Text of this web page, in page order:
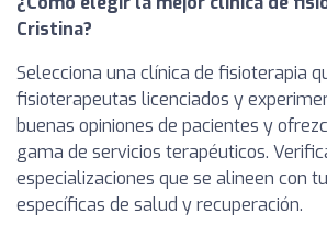
Cristina?
Selecciona una clínica de fisioterapia
fisioterapeutas licenciados y
buenas opiniones de pacientes y
gama de servicios terapéuticos.
especializaciones que se alineen con
específicas de salud y recuperación.